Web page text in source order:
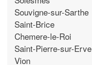
Souvigne-sur-Sarthe
Saint-Brice
Chemere-le-Roi
Saint-Pierre-sur-Erve
Vion